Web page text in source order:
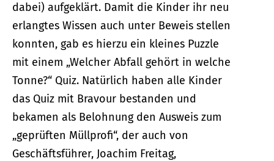
dabei) aufgeklärt. Damit die Kinder ihr neu
erlangtes Wissen auch unter Beweis stellen
konnten, gab es hierzu ein kleines Puzzle
mit einem „Welcher Abfall gehört in welche
Tonne?“ Quiz. Natürlich haben alle Kinder
das Quiz mit Bravour bestanden und
bekamen als Belohnung den Ausweis zum
„geprüften Müllprofi“, der auch von
Geschäftsführer, Joachim Freitag,